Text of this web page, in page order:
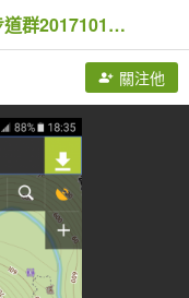
《南投》心靈之旅｜惠蓀林場步道群20171010-21
關注他